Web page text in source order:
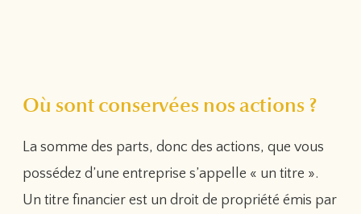
Où sont conservées nos actions ?
La somme des parts, donc des actions, que vous
possédez d’une entreprise s’appelle « un titre ».
Un titre financier est un droit de propriété émis par